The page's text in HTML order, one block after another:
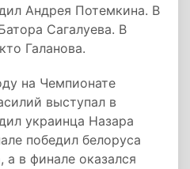
Андрея Потемкина. В
Сагалуева. В
Галанова.
на Чемпионате
выступал в
украинца Назара
победил белоруса
а в финале оказался